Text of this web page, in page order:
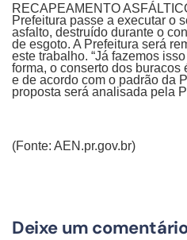
RECAPEAMENTO
Prefeitura passe a executar o
asfalto, destruído durante o
de esgoto. A Prefeitura será
este trabalho. “Já fazemos
forma, o conserto dos buracos
e de acordo com o padrão da
proposta será analisada pela
(Fonte: AEN.pr.gov.br)
Deixe um